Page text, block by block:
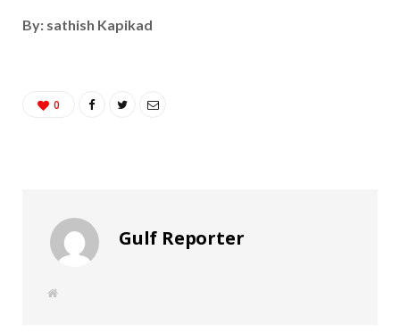
By: sathish Kapikad
0
Gulf Reporter
W